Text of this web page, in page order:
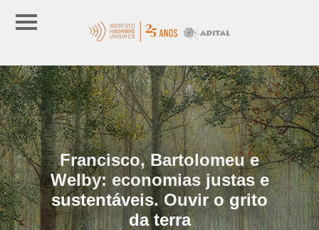
Francisco, Bartolomeu e
Welby: economias justas e
sustentáveis. Ouvir o grito
da terra